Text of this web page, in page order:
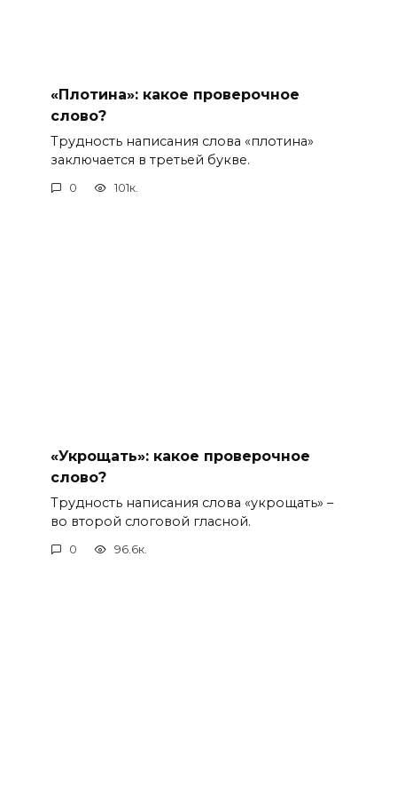
«Плотина»: какое проверочное
слово?
Трудность написания слова «плотина»
заключается в третьей букве.
0 101к.
«Укрощать»: какое проверочное
слово?
Трудность написания слова «укрощать» –
во второй слоговой гласной.
0 96.6к.